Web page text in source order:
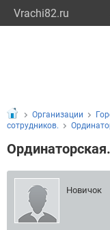
Vrachi82.ru
Организации
сотрудников.
Ординаторская.
Новичок